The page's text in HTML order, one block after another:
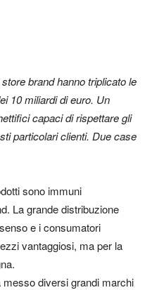
brand hanno triplicato le
10 miliardi di euro. Un
capaci di rispettare gli
particolari clienti. Due case
sono immuni
La grande distribuzione
e i consumatori
vantaggiosi, ma per la
messo diversi grandi marchi